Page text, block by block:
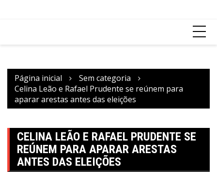
Página inicial
Sem categoria
Celina Leão e Rafael Prudente se reúnem para
aparar arestas antes das eleições
CELINA LEÃO E RAFAEL PRUDENTE SE
REÚNEM PARA APARAR ARESTAS
ANTES DAS ELEIÇÕES